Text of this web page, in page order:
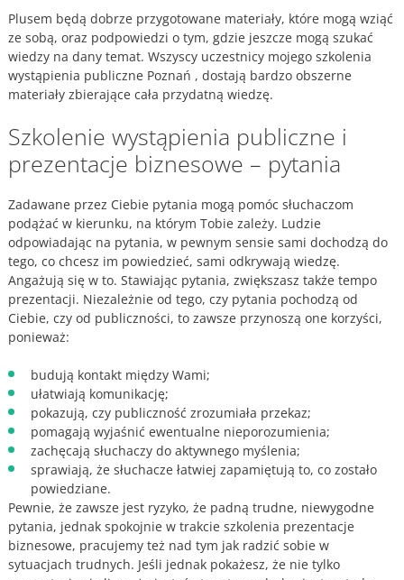
Plusem będą dobrze przygotowane materiały, które mogą wziąć
ze sobą, oraz podpowiedzi o tym, gdzie jeszcze mogą szukać
wiedzy na dany temat. Wszyscy uczestnicy mojego szkolenia
wystąpienia publiczne Poznań , dostają bardzo obszerne
materiały zbierające cała przydatną wiedzę.
Szkolenie wystąpienia publiczne i
prezentacje biznesowe – pytania
Zadawane przez Ciebie pytania mogą pomóc słuchaczom
podążać w kierunku, na którym Tobie zależy. Ludzie
odpowiadając na pytania, w pewnym sensie sami dochodzą do
tego, co chcesz im powiedzieć, sami odkrywają wiedzę.
Angażują się w to. Stawiając pytania, zwiększasz także tempo
prezentacji. Niezależnie od tego, czy pytania pochodzą od
Ciebie, czy od publiczności, to zawsze przynoszą one korzyści,
ponieważ:
budują kontakt między Wami;
ułatwiają komunikację;
pokazują, czy publiczność zrozumiała przekaz;
pomagają wyjaśnić ewentualne nieporozumienia;
zachęcają słuchaczy do aktywnego myślenia;
sprawiają, że słuchacze łatwiej zapamiętują to, co zostało
powiedziane.
Pewnie, że zawsze jest ryzyko, że padną trudne, niewygodne
pytania, jednak spokojnie w trakcie szkolenia prezentacje
biznesowe, pracujemy też nad tym jak radzić sobie w
sytuacjach trudnych. Jeśli jednak pokażesz, że nie tylko